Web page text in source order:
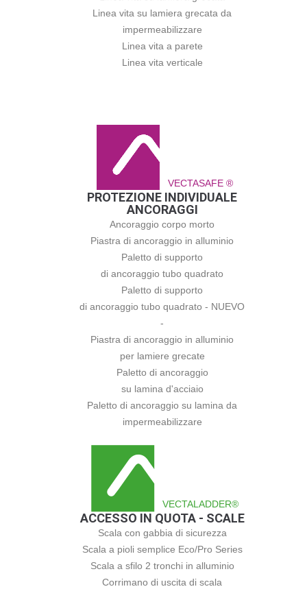
Linea vita su lamiera grecata da
impermeabilizzare
Linea vita a parete
Linea vita verticale
VECTASAFE ®
PROTEZIONE INDIVIDUALE
ANCORAGGI
Ancoraggio corpo morto
Piastra di ancoraggio in alluminio
Paletto di supporto
di ancoraggio tubo quadrato
Paletto di supporto
di ancoraggio tubo quadrato - NUEVO
-
Piastra di ancoraggio in alluminio
per lamiere grecate
Paletto di ancoraggio
su lamina d'acciaio
Paletto di ancoraggio su lamina da
impermeabilizzare
VECTALADDER®
ACCESSO IN QUOTA - SCALE
Scala con gabbia di sicurezza
Scala a pioli semplice Eco/Pro Series
Scala a sfilo 2 tronchi in alluminio
Corrimano di uscita di scala